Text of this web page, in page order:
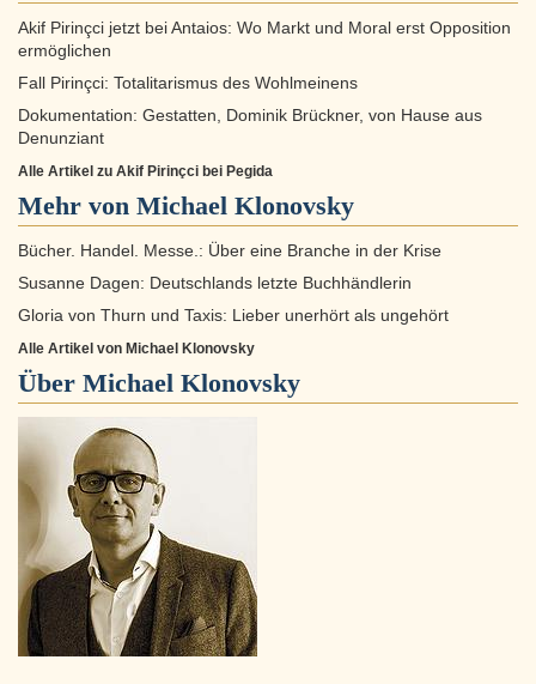
Akif Pirinçci jetzt bei Antaios: Wo Markt und Moral erst Opposition
ermöglichen
Fall Pirinçci: Totalitarismus des Wohlmeinens
Dokumentation: Gestatten, Dominik Brückner, von Hause aus
Denunziant
Alle Artikel zu Akif Pirinçci bei Pegida
Mehr von Michael Klonovsky
Bücher. Handel. Messe.: Über eine Branche in der Krise
Susanne Dagen: Deutschlands letzte Buchhändlerin
Gloria von Thurn und Taxis: Lieber unerhört als ungehört
Alle Artikel von Michael Klonovsky
Über Michael Klonovsky